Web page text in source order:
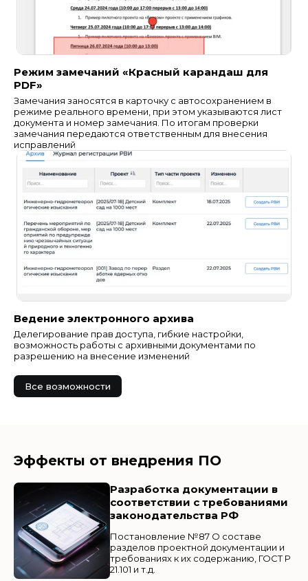
Режим замечаний «Красный карандаш для
PDF»
Замечания заносятся в карточку с автосохранением в
режиме реального времени, при этом указываются лист
документа и номер замечания. По итогам проверки
замечания передаются ответственным для внесения
исправлений
Ведение электронного архива
Делегирование прав доступа, гибкие настройки,
возможность работы с архивными документами по
разрешению на внесение изменений
Все возможности
Эффекты от внедрения ПО
Разработка документации в
соответствии с требованиями
законодательства РФ
Постановление №87 О составе
разделов проектной документации и
требованиях к их содержанию, ГОСТ Р
21.101 и т.д.